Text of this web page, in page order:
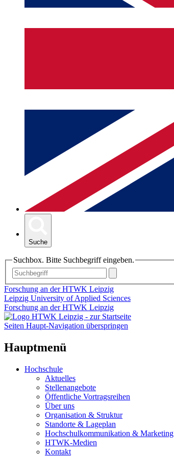
Suche
Suchbox. Bitte Suchbegriff eingeben.
Forschung an der HTWK Leipzig
Leipzig University of Applied Sciences
Forschung an der HTWK Leipzig
Seiten Haupt-Navigation überspringen
Hauptmenü
Hochschule
Aktuelles
Stellenangebote
Öffentliche Vortragsreihen
Über uns
Organisation & Struktur
Standorte & Lageplan
Hochschulkommunikation & Marketing
HTWK-Medien
Kontakt